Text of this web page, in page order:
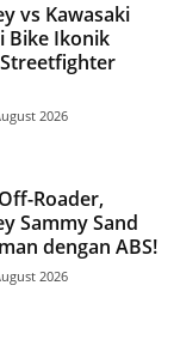
vs Kawasaki
Bike Ikonik
2026
Roader,
Sammy Sand
dengan ABS!
2026